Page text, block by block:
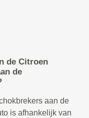
de Citroen
de
aan de
is afhankelijk van